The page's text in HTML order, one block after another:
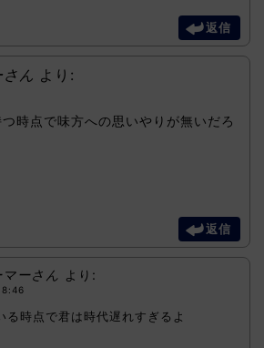
返信
ん より:
時点で味方への思いやりが無いだろ
返信
ーさん より:
る時点で君は時代遅れすぎるよ